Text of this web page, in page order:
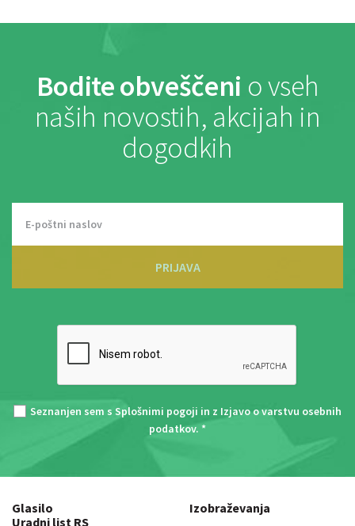
Bodite obveščeni o vseh
naših novostih, akcijah in
dogodkih
PRIJAVA
Seznanjen sem s Splošnimi pogoji in z Izjavo o varstvu osebnih
podatkov. *
Glasilo
Uradni list RS
Izobraževanja